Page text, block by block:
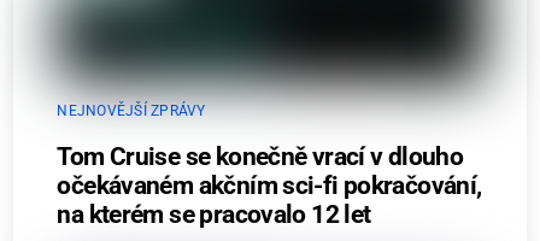
NEJNOVĚJŠÍ ZPRÁVY
Tom Cruise se konečně vrací v dlouho
očekávaném akčním sci-fi pokračování,
na kterém se pracovalo 12 let